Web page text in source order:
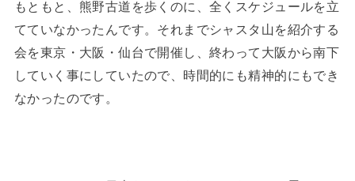
もともと、熊野古道を歩くのに、全くスケジュールを立
てていなかったんです。それまでシャスタ山を紹介する
会を東京・大阪・仙台で開催し、終わって大阪から南下
していく事にしていたので、時間的にも精神的にもでき
なかったのです。